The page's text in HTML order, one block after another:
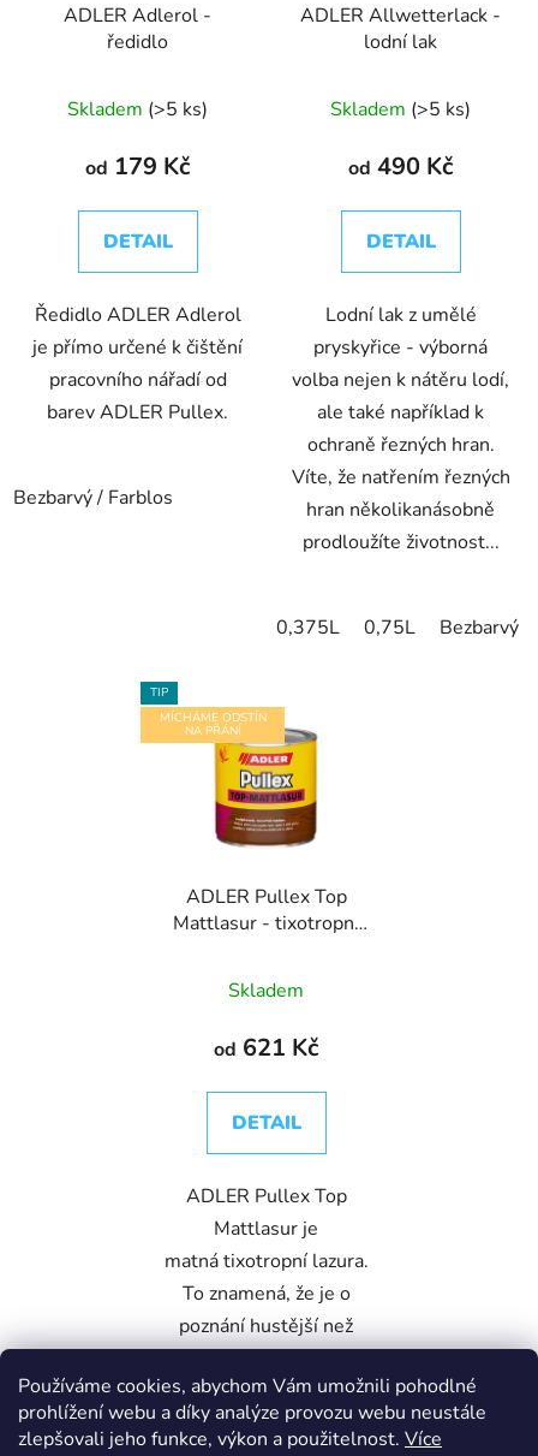
Používáme cookies, abychom Vám umožnili pohodlné
prohlížení webu a díky analýze provozu webu neustále
zlepšovali jeho funkce, výkon a použitelnost. Více
ADLER Adlerol -
ředidlo
Skladem (>5 ks)
od 179 Kč
DETAIL
Ředidlo ADLER Adlerol
je přímo určené k čištění
pracovního nářadí od
barev ADLER Pullex.
Bezbarvý / Farblos
ADLER Allwetterlack -
lodní lak
Skladem (>5 ks)
od 490 Kč
DETAIL
Lodní lak z umělé
pryskyřice - výborná
volba nejen k nátěru lodí,
ale také například k
ochraně řezných hran.
Víte, že natřením řezných
hran několikanásobně
prodloužíte životnost...
0,375L 0,75L Bezbarvý
TIP
MÍCHÁME ODSTÍN
NA PŘÁNÍ
ADLER Pullex Top
Mattlasur - tixotropní
Skladem
od 621 Kč
DETAIL
ADLER Pullex Top
Mattlasur je
matná tixotropní lazura.
To znamená, že je o
poznání hustější než
například ADLER Pullex
Plus Lasur nebo ADLER
Pullex 3v1. To je velká